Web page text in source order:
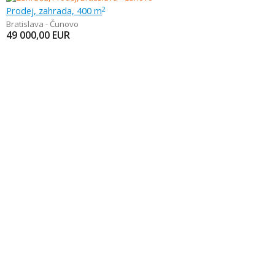
Prodej, zahrada, 400 m2
Bratislava - Čunovo
49 000,00 EUR